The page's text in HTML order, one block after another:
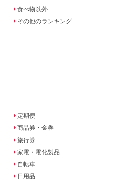
食べ物以外
その他のランキング
定期便
商品券・金券
旅行券
家電・電化製品
自転車
日用品